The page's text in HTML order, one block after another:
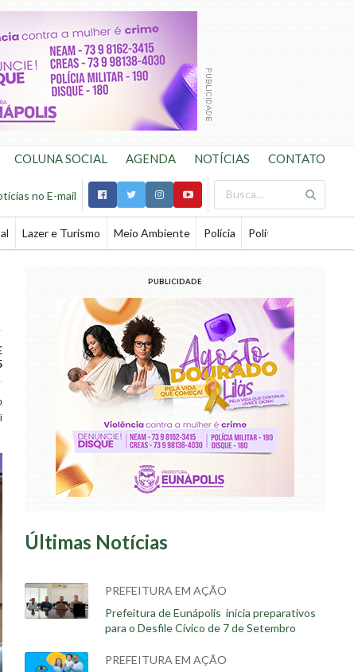
COLUNA SOCIAL AGENDA NOTÍCIAS CONTATO
no E-mail
Lazer e Turismo Meio Ambiente Polícia Política
PUBLICIDADE
Últimas Notícias
PREFEITURA EM AÇÃO
Prefeitura de Eunápolis inicia preparativos
para o Desfile Cívico de 7 de Setembro
PREFEITURA EM AÇÃO